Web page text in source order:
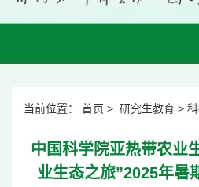
当前位置： 首页 > 研究生教育 >
中国科学院亚热带农业
业生态之旅”2025年暑